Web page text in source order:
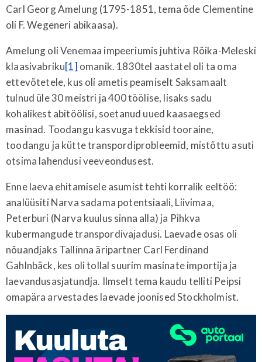
Carl Georg Amelung (1795-1851, tema õde Clementine
oli F. Wegeneri abikaasa).
Amelung oli Venemaa impeeriumis juhtiva Rõika-Meleski
klaasivabriku[1] omanik. 1830tel aastatel oli ta oma
ettevõtetele, kus oli ametis peamiselt Saksamaalt
tulnud üle 30 meistri ja 400 töölise, lisaks sadu
kohalikest abitöölisi, soetanud uued kaasaegsed
masinad. Toodangu kasvuga tekkisid tooraine,
toodangu ja kütte transpordiprobleemid, mistõttu asuti
otsima lahendusi veeveondusest.
Enne laeva ehitamisele asumist tehti korralik eeltöö:
analüüsiti Narva sadama potentsiaali, Liivimaa,
Peterburi (Narva kuulus sinna alla) ja Pihkva
kubermangude transpordivajadusi. Laevade osas oli
nõuandjaks Tallinna äripartner Carl Ferdinand
Gahlnbäck, kes oli tollal suurim masinate importija ja
laevandusasjatundja. Ilmselt tema kaudu telliti Peipsi
omapära arvestades laevade joonised Stockholmist.